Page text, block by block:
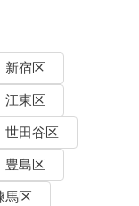
新宿区
江東区
世田谷区
豊島区
馬区